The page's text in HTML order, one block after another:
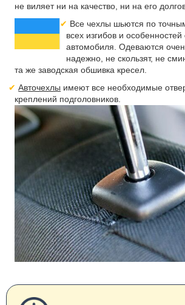
не виляет ни на качество, ни на его
Все чехлы шьются по
всех изгибов и
автомобиля. Одеваются
надежно, не скользят, не
та же заводская обшивка кресел.
Авточехлы имеют все необходимые
креплений подголовников.